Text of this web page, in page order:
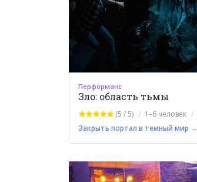
Перформанс
Зло: область тьмы
(5 / 5) 1–6 человек
Закрыть портал в темный мир →